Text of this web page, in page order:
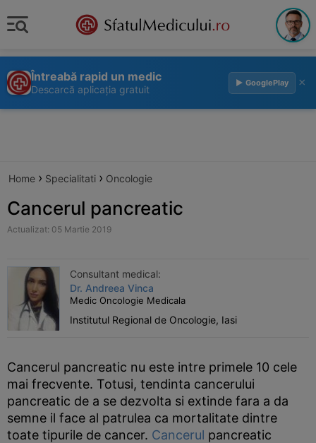
Întreabă rapid un medic
Descarcă aplicația gratuit
▶ GooglePlay ×
Home › Specialitati › Oncologie
Cancerul pancreatic
Actualizat: 05 Martie 2019
Consultant medical:
Dr. Andreea Vinca
Medic Oncologie Medicala
Institutul Regional de Oncologie, Iasi
Cancerul pancreatic nu este intre primele 10 cele
mai frecvente. Totusi, tendinta cancerului
pancreatic de a se dezvolta si extinde fara a da
semne il face al patrulea ca mortalitate dintre
toate tipurile de cancer. Cancerul pancreatic